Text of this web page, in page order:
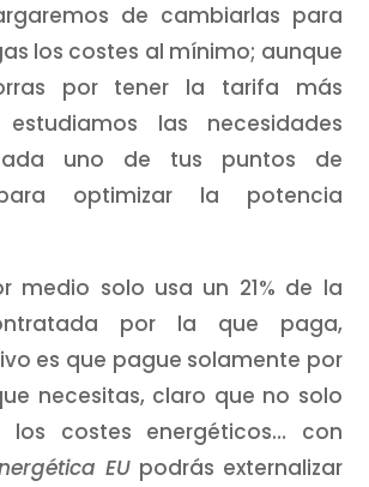
de cambiarlas para
los costes al mínimo; aunque
por tener la tarifa más
estudiamos las necesidades
uno de tus puntos de
optimizar la potencia
medio solo usa un 21% de la
por la que paga,
es que pague solamente por
necesitas, claro que no solo
los costes energéticos… con
EU podrás externalizar